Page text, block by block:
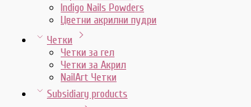
Indigo Nails Powders
Цветни акрилни пудри
Четки
Четки за гел
Четки за Акрил
NailArt Четки
Subsidiary products